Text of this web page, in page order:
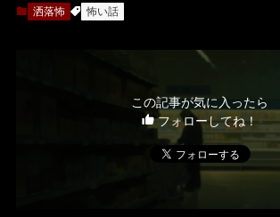
洒落怖 怖い話
この記事が気に入ったら
フォローしてね！